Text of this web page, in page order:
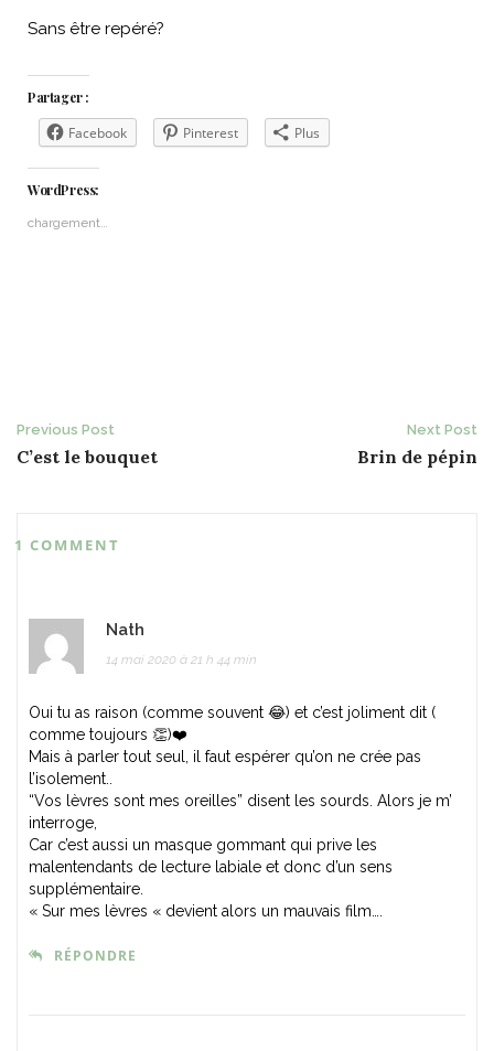
Sans être repéré?
Partager :
Facebook Pinterest Plus
WordPress:
chargement…
Post
navigation
Previous Post
C’est le bouquet
Next Post
Brin de pépin
1 COMMENT
Nath
14 mai 2020 à 21 h 44 min
Oui tu as raison (comme souvent 😂) et c’est joliment dit (
comme toujours 👏)❤️
Mais à parler tout seul, il faut espérer qu’on ne crée pas
l’isolement..
“Vos lèvres sont mes oreilles” disent les sourds. Alors je m’
interroge,
Car c’est aussi un masque gommant qui prive les
malentendants de lecture labiale et donc d’un sens
supplémentaire.
« Sur mes lèvres « devient alors un mauvais film….
RÉPONDRE